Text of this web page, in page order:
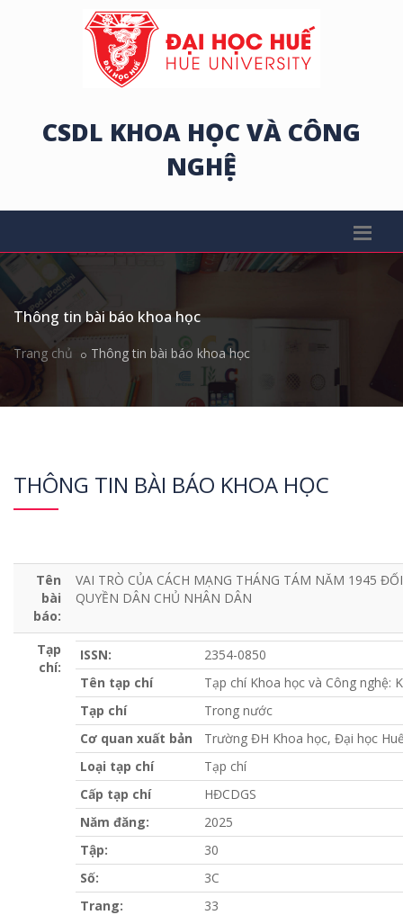
CSDL KHOA HỌC VÀ CÔNG
NGHỆ
Thông tin bài báo khoa học
Trang chủ Thông tin bài báo khoa học
THÔNG TIN BÀI BÁO KHOA HỌC
Tên
bài
báo:
VAI TRÒ CỦA CÁCH MẠNG THÁNG TÁM NĂM 1945
QUYỀN DÂN CHỦ NHÂN DÂN
Tạp
chí:
ISSN:
2354-0850
Tên tạp chí
Tạp chí Khoa học và Công nghệ:
Tạp chí
Trong nước
Cơ quan xuất bản
Trường ĐH Khoa học, Đại học
Loại tạp chí
Tạp chí
Cấp tạp chí
HĐCDGS
Năm đăng:
2025
Tập:
30
Số:
3C
Trang:
33